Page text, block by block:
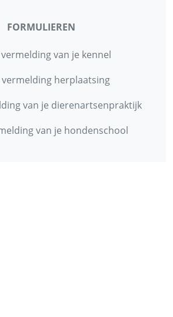
FORMULIEREN
van je kennel
herplaatsing
van je dierenartsenpraktijk
van je hondenschool